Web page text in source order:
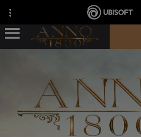
OPIS GRY
ZASOBY
AKTUALNOŚCI